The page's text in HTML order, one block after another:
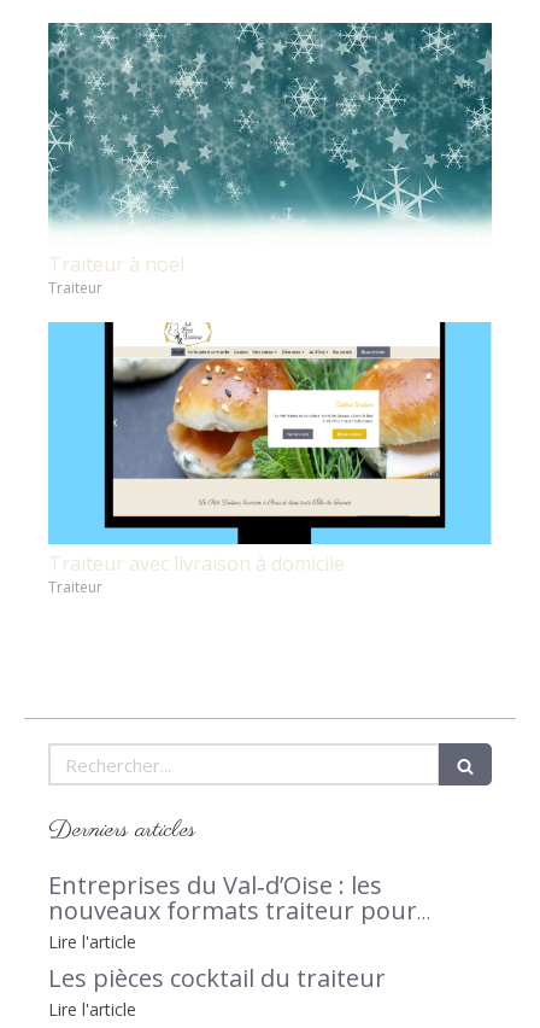
Traiteur à noël
Traiteur
Traiteur avec livraison à domicile
Traiteur
Rechercher
Derniers articles
Entreprises du Val‑d’Oise : les
nouveaux formats traiteur pour
séminaires et afterworks, avec Le Petit
Traiteur 95 en lumière
Lire l'article
Les pièces cocktail du traiteur
Lire l'article